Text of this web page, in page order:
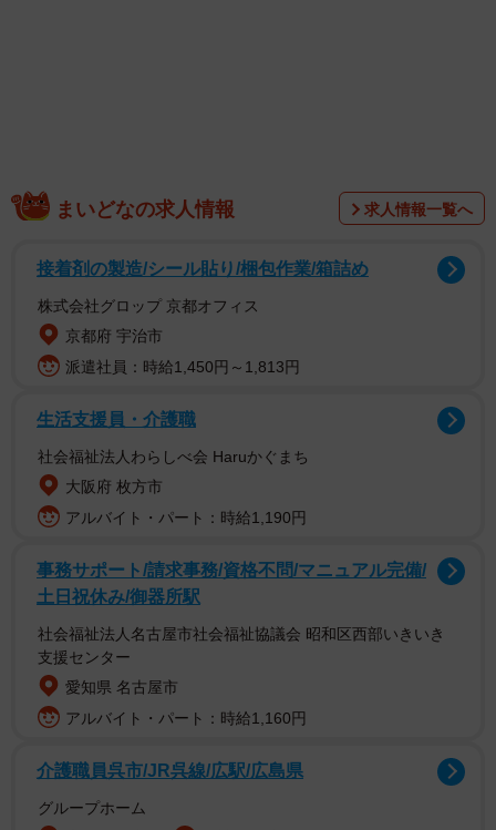
警視庁が特殊詐欺事件で逮捕状を取得したのは渡辺優樹
（38）、今村磨人（38）、藤田聖也（38）、小島智信
（45）の4容疑者。フィリピンからSNSを通じて実行役に
事件との関連を調べる。
小川氏は「今村容疑者と渡辺容疑者は同じ北海道出身で
反社的な組織とつながりがある。今村容疑者はフィリピン
時は“元組員”になっている可能性はある。渡辺容疑者は正式
な組員ではない“周辺者”ということを聞いています」と説明
した。
渡辺容疑者はフィリピンで女性や子どもへの暴力行為の
容疑で裁判の手続き中で、出国停止命令が出ている。現地
いため、金銭などを介して現地の協力者に告訴してもら
い、事件をでっち上げて収容所に長くいるケースがあると
まいどなの求人情報 求人情報一覧へ
接着剤の製造/シール貼り/梱包作業/箱詰め
株式会社グロップ 京都オフィス
京都府 宇治市
派遣社員：時給1,450円～1,813円
生活支援員・介護職
社会福祉法人わらしべ会 Haruかぐまち
大阪府 枚方市
アルバイト・パート：時給1,190円
事務サポート/請求事務/資格不問/マニュアル完備/
土日祝休み/御器所駅
社会福祉法人名古屋市社会福祉協議会 昭和区西部いきいき
支援センター
愛知県 名古屋市
アルバイト・パート：時給1,160円
介護職員呉市/JR呉線/広駅/広島県
グループホーム